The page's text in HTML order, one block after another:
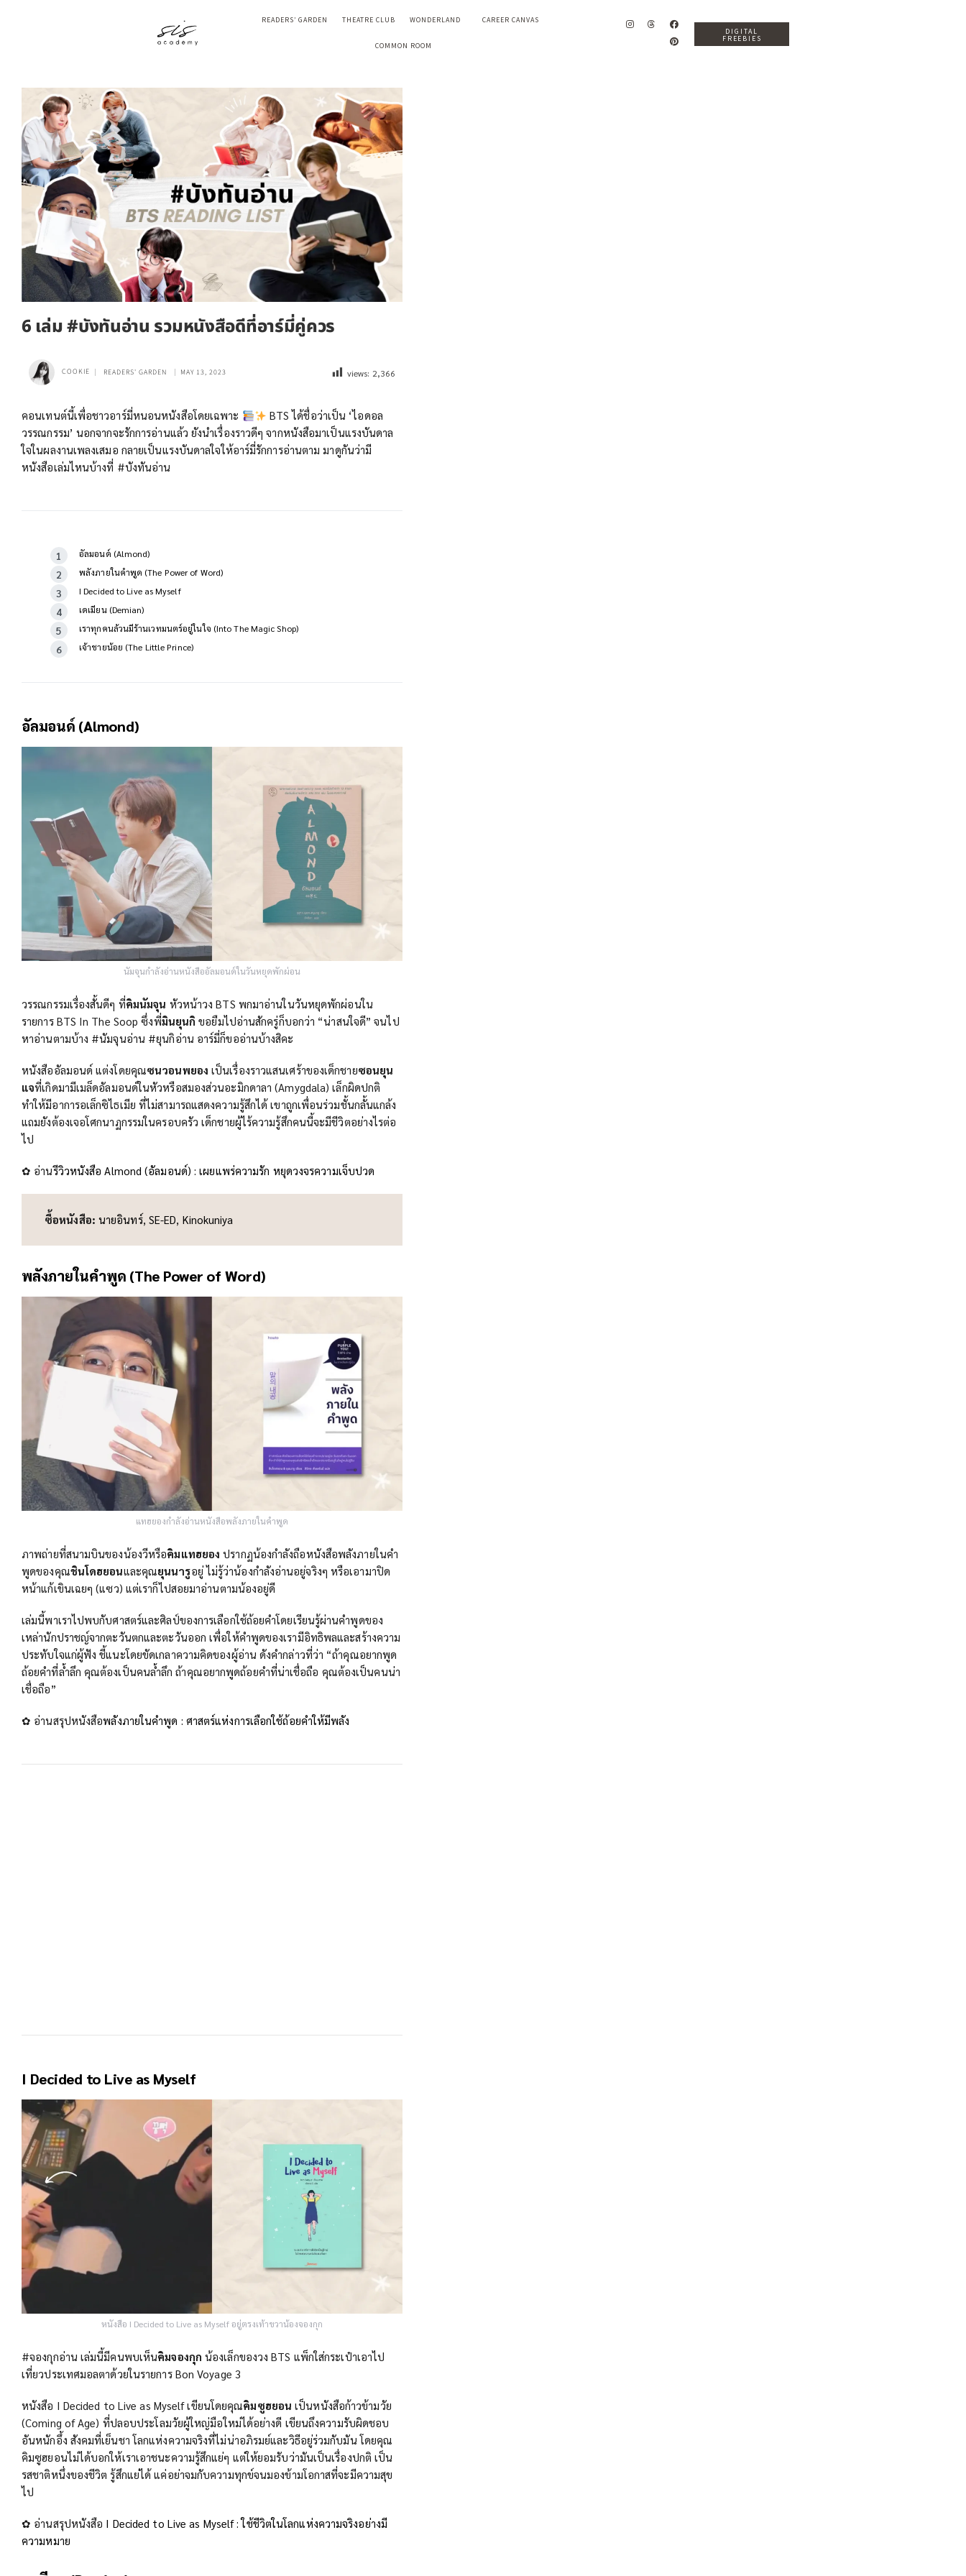
READERS’ GARDEN THEATRE CLUB WONDERLAND CAREER CANVAS
COMMON ROOM
DIGITAL
FREEBIES
6 เล่ม #บังทันอ่าน รวมหนังสือดีที่อาร์มี่คู่ควร
COOKIE READERS' GARDEN MAY 13, 2023 views: 2,366
คอนเทนต์นี้เพื่อชาวอาร์มี่หนอนหนังสือโดยเฉพาะ
BTS ได้ชื่อว่าเป็น ‘ไอดอล
วรรณกรรม’ นอกจากจะรักการอ่านแล้ว ยังนำเรื่องราวดีๆ จากหนังสือมาเป็นแรงบันดาล
ใจในผลงานเพลงเสมอ กลายเป็นแรงบันดาลใจให้อาร์มี่รักการอ่านตาม มาดูกันว่ามี
หนังสือเล่มไหนบ้างที่ #บังทันอ่าน
อัลมอนด์ (Almond)
พลังภายในคำพูด (The Power of Word)
I Decided to Live as Myself
เดเมียน (Demian)
เราทุกคนล้วนมีร้านเวทมนตร์อยู่ในใจ (Into The Magic Shop)
เจ้าชายน้อย (The Little Prince)
อัลมอนด์ (Almond)
นัมจุนกำลังอ่านหนังสืออัลมอนด์ในวันหยุดพักผ่อน
วรรณกรรมเรื่องสั้นดีๆ ที่คิมนัมจุน หัวหน้าวง BTS พกมาอ่านในวันหยุดพักผ่อนใน
รายการ BTS In The Soop ซึ่งพี่มินยุนกิ ขอยืมไปอ่านสักครู่ก็บอกว่า “น่าสนใจดี” จนไป
หาอ่านตามบ้าง #นัมจุนอ่าน #ยุนกิอ่าน อาร์มี่ก็ขออ่านบ้างสิคะ
หนังสืออัลมอนด์ แต่งโดยคุณซนวอนพยอง เป็นเรื่องราวแสนเศร้าของเด็กชายซอนยุน
แจที่เกิดมามีเมล็ดอัลมอนด์ในหัวหรือสมองส่วนอะมิกดาลา (Amygdala) เล็กผิดปกติ
ทำให้มีอาการอเล็กซิไธเมีย ที่ไม่สามารถแสดงความรู้สึกได้ เขาถูกเพื่อนร่วมชั้นกลั้นแกล้ง
แถมยังต้องเจอโศกนาฏกรรมในครอบครัว เด็กชายผู้ไร้ความรู้สึกคนนี้จะมีชีวิตอย่างไรต่อ
ไป
✿ อ่านรีวิวหนังสือ Almond (อัลมอนด์) : เผยแพร่ความรัก หยุดวงจรความเจ็บปวด
ซื้อหนังสือ: นายอินทร์, SE-ED, Kinokuniya
พลังภายในคำพูด (The Power of Word)
แทฮยองกำลังอ่านหนังสือพลังภายในคำพูด
ภาพถ่ายที่สนามบินของน้องวีหรือคิมแทฮยอง ปรากฏน้องกำลังถือหนังสือพลังภายในคำ
พูดของคุณชินโดฮยอนและคุณยุนนารูอยู่ ไม่รู้ว่าน้องกำลังอ่านอยู่จริงๆ หรือเอามาปิด
หน้าแก้เขินเฉยๆ (แซว) แต่เราก็ไปสอยมาอ่านตามน้องอยู่ดี
เล่มนี้พาเราไปพบกับศาสตร์และศิลป์ของการเลือกใช้ถ้อยคำโดยเรียนรู้ผ่านคำพูดของ
เหล่านักปราชญ์จากตะวันตกและตะวันออก เพื่อให้คำพูดของเรามีอิทธิพลและสร้างความ
ประทับใจแก่ผู้ฟัง ชี้แนะโดยขัดเกลาความคิดของผู้อ่าน ดังคำกล่าวที่ว่า “ถ้าคุณอยากพูด
ถ้อยคำที่ล้ำลึก คุณต้องเป็นคนล้ำลึก ถ้าคุณอยากพูดถ้อยคำที่น่าเชื่อถือ คุณต้องเป็นคนน่า
เชื่อถือ”
✿ อ่านสรุปหนังสือพลังภายในคำพูด : ศาสตร์แห่งการเลือกใช้ถ้อยคำให้มีพลัง
I Decided to Live as Myself
หนังสือ I Decided to Live as Myself อยู่ตรงเท้าขวาน้องจองกุก
#จองกุกอ่าน เล่มนี้มีคนพบเห็นคิมจองกุก น้องเล็กของวง BTS แพ็กใส่กระเป๋าเอาไป
เที่ยวประเทศมอลตาด้วยในรายการ Bon Voyage 3
หนังสือ I Decided to Live as Myself เขียนโดยคุณคิมซูฮยอน เป็นหนังสือก้าวข้ามวัย
(Coming of Age) ที่ปลอบประโลมวัยผู้ใหญ่มือใหม่ได้อย่างดี เขียนถึงความรับผิดชอบ
อันหนักอึ้ง สังคมที่เย็นชา โลกแห่งความจริงที่ไม่น่าอภิรมย์และวิธีอยู่ร่วมกับมัน โดยคุณ
คิมซูฮยอนไม่ได้บอกให้เราเอาชนะความรู้สึกแย่ๆ แต่ให้ยอมรับว่ามันเป็นเรื่องปกติ เป็น
รสชาติหนึ่งของชีวิต รู้สึกแย่ได้ แค่อย่าจมกับความทุกข์จนมองข้ามโอกาสที่จะมีความสุข
ไป
✿ อ่านสรุปหนังสือ I Decided to Live as Myself : ใช้ชีวิตในโลกแห่งความจริงอย่างมี
ความหมาย